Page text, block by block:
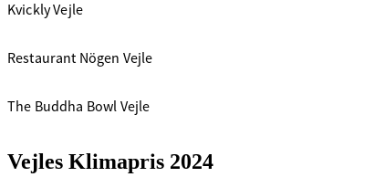
Kvickly Vejle
Restaurant Nögen Vejle
The Buddha Bowl Vejle
Vejles Klimapris 2024